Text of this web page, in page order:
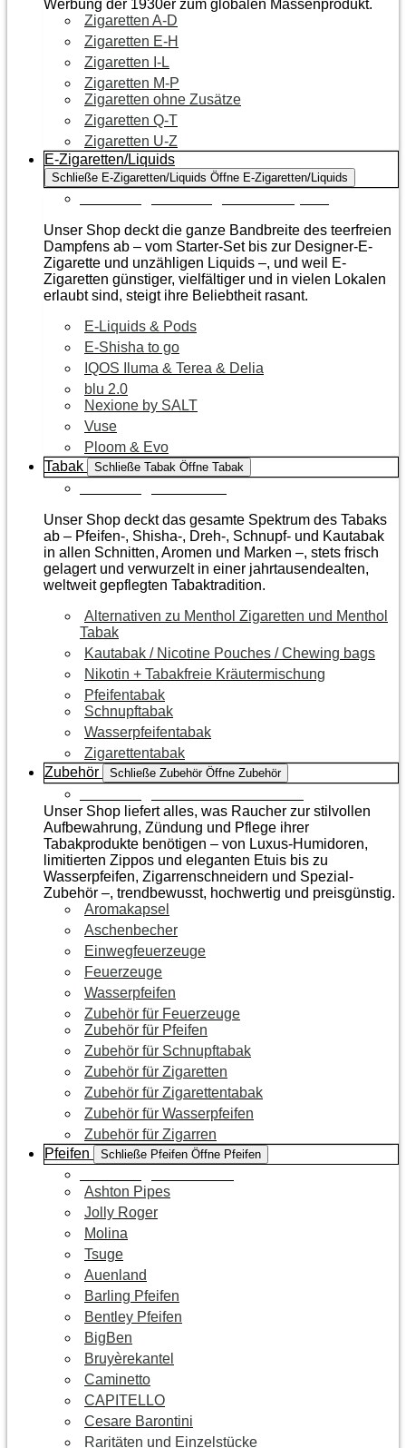
Werbung der 1930er zum globalen Massenprodukt.
Zigaretten A-D
Zigaretten E-H
Zigaretten I-L
Zigaretten M-P
Zigaretten ohne Zusätze
Zigaretten Q-T
Zigaretten U-Z
E-Zigaretten/Liquids
Schließe E-Zigaretten/Liquids Öffne E-Zigaretten/Liquids
Unser Shop deckt die ganze Bandbreite des teerfreien
Dampfens ab – vom Starter-Set bis zur Designer-E-
Zigarette und unzähligen Liquids –, und weil E-
Zigaretten günstiger, vielfältiger und in vielen Lokalen
erlaubt sind, steigt ihre Beliebtheit rasant.
E-Liquids & Pods
E-Shisha to go
IQOS Iluma & Terea & Delia
blu 2.0
Nexione by SALT
Vuse
Ploom & Evo
Tabak
Schließe Tabak Öffne Tabak
Unser Shop deckt das gesamte Spektrum des Tabaks
ab – Pfeifen-, Shisha-, Dreh-, Schnupf- und Kautabak
in allen Schnitten, Aromen und Marken –, stets frisch
gelagert und verwurzelt in einer jahrtausendealten,
weltweit gepflegten Tabaktradition.
Alternativen zu Menthol Zigaretten und Menthol
Tabak
Kautabak / Nicotine Pouches / Chewing bags
Nikotin + Tabakfreie Kräutermischung
Pfeifentabak
Schnupftabak
Wasserpfeifentabak
Zigarettentabak
Zubehör
Schließe Zubehör Öffne Zubehör
Unser Shop liefert alles, was Raucher zur stilvollen
Aufbewahrung, Zündung und Pflege ihrer
Tabakprodukte benötigen – von Luxus-Humidoren,
limitierten Zippos und eleganten Etuis bis zu
Wasserpfeifen, Zigarrenschneidern und Spezial-
Zubehör –, trendbewusst, hochwertig und preisgünstig.
Aromakapsel
Aschenbecher
Einwegfeuerzeuge
Feuerzeuge
Wasserpfeifen
Zubehör für Feuerzeuge
Zubehör für Pfeifen
Zubehör für Schnupftabak
Zubehör für Zigaretten
Zubehör für Zigarettentabak
Zubehör für Wasserpfeifen
Zubehör für Zigarren
Pfeifen
Schließe Pfeifen Öffne Pfeifen
Ashton Pipes
Jolly Roger
Molina
Tsuge
Auenland
Barling Pfeifen
Bentley Pfeifen
BigBen
Bruyèrekantel
Caminetto
CAPITELLO
Cesare Barontini
Raritäten und Einzelstücke